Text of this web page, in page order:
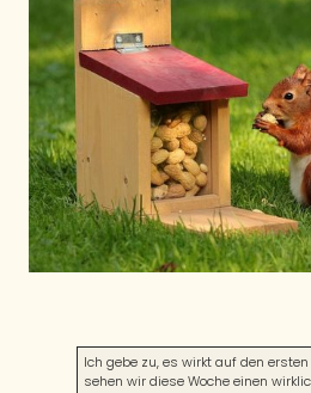
Ich gebe zu, es wirkt auf den
sehen wir diese Woche einen